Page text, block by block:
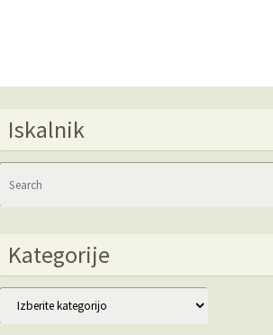
Iskalnik
Kategorije
Kategorije